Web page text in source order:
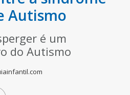
Autismo
é um
do Autismo